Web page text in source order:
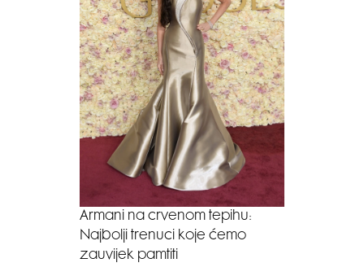
Armani na crvenom tepihu:
Najbolji trenuci koje ćemo
zauvijek pamtiti